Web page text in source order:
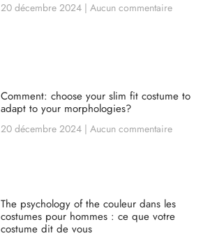
20 décembre 2024 Aucun commentaire
Comment: choose your slim fit costume to
adapt to your morphologies?
20 décembre 2024 Aucun commentaire
The psychology of the couleur dans les
costumes pour hommes : ce que votre
costume dit de vous